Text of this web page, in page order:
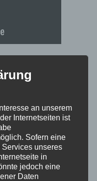
an unserem
Internetseiten ist
Sofern eine
unseres
in
jedoch eine
Daten